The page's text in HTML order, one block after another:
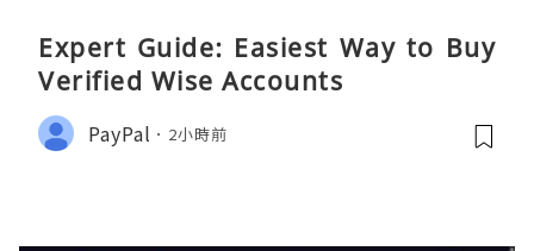
Expert Guide: Easiest Way to Buy
Verified Wise Accounts
PayPal 2小時前